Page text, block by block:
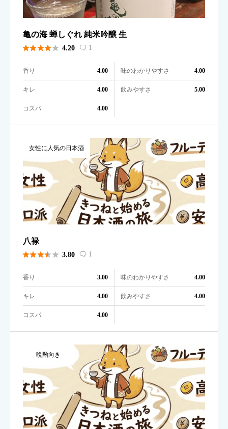
亀の海 蝉しぐれ 純米吟醸 生
 4.20  1
香り 4.00 味のわかりやすさ 4.00
キレ 4.00 飲みやすさ 5.00
コスパ 4.00
女性に人気の日本酒
八禄
 3.80  1
香り 3.00 味のわかりやすさ 4.00
キレ 4.00 飲みやすさ 4.00
コスパ 4.00
晩酌向き